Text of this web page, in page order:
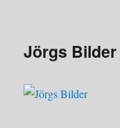
Jörgs Bilder